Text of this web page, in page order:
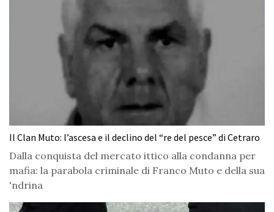
Il Clan Muto: l’ascesa e il declino del “re del pesce” di Cetraro
Dalla conquista del mercato ittico alla condanna per
mafia: la parabola criminale di Franco Muto e della sua
'ndrina